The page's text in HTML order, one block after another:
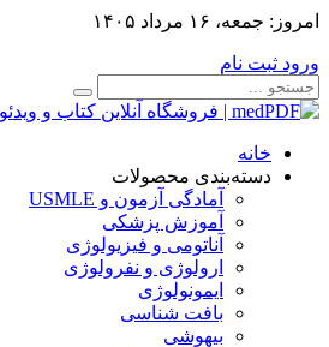
امروز: جمعه، ۱۶ مرداد ۱۴۰۵
ورود ثبت نام
خانه
دسته‌بندی محصولات
آمادگی آزمون و USMLE
آموزش پزشکی
آناتومی و فیزیولوژی
ارولوژی و نفرولوژی
ایمونولوژی
بافت شناسی
بیهوشی